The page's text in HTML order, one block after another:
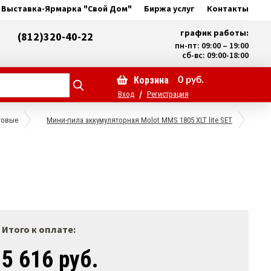
Выставка-Ярмарка "Свой Дом" Биржа услуг Контакты
(812)320-40-22
график работы:
пн-пт: 09:00 – 19:00
сб-вс: 09:00-18:00
Корзина 0руб.
Вход / Регистрация
Мини-пила аккумуляторная Molot MMS 1805 XLT lite SET
Итого к оплате:
5 616 руб.